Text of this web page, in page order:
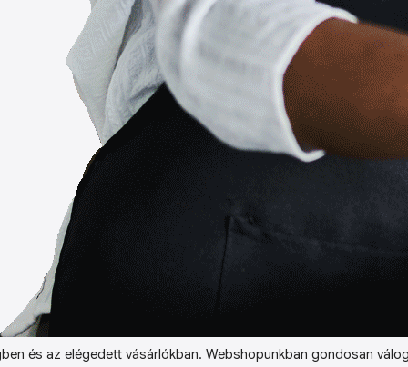
és az elégedett vásárlókban. Webshopunkban gondosan